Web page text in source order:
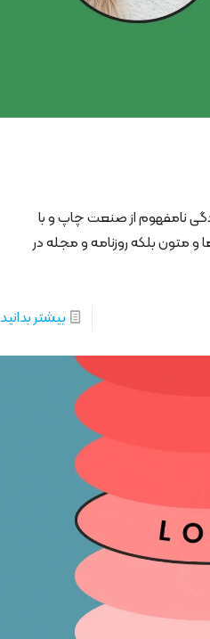
نامفهوم از صنعت چاپ و با
و متون بلکه روزنامه و مجله در
بیشتر بدانید